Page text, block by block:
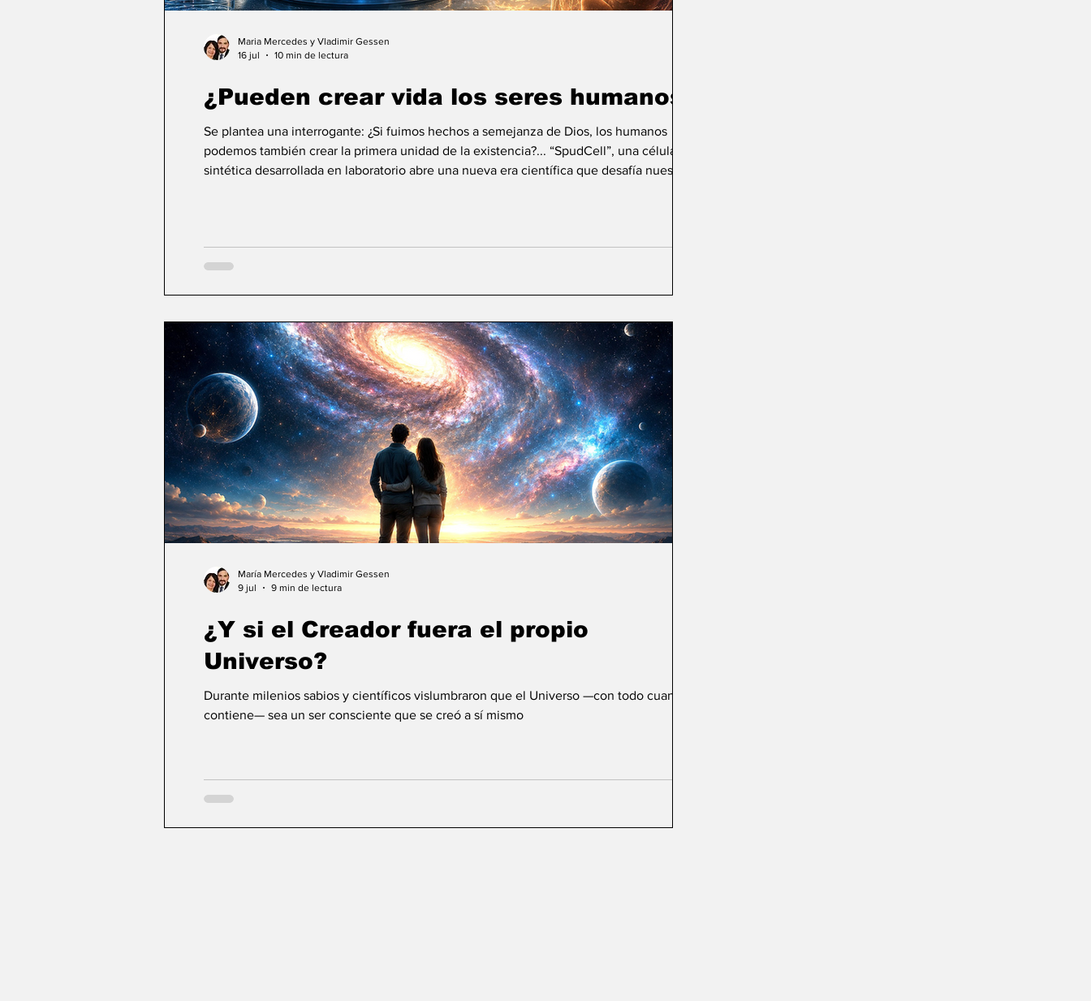
¿Pueden crear vida los seres humanos?
Se plantea una interrogante: ¿Si fuimos hechos a semejanza de Dios, los humanos
podemos también crear la primera unidad de la existencia?... “SpudCell”, una célula
sintética desarrollada en laboratorio abre una nueva era científica que desafía nuestras
Maria Mercedes y Vladimir Gessen
16 jul
10 min de lectura
¿Y si el Creador fuera el propio
Universo?
Durante milenios sabios y científicos vislumbraron que el Universo —con todo cuanto
contiene— sea un ser consciente que se creó a sí mismo
María Mercedes y Vladimir Gessen
9 jul
9 min de lectura